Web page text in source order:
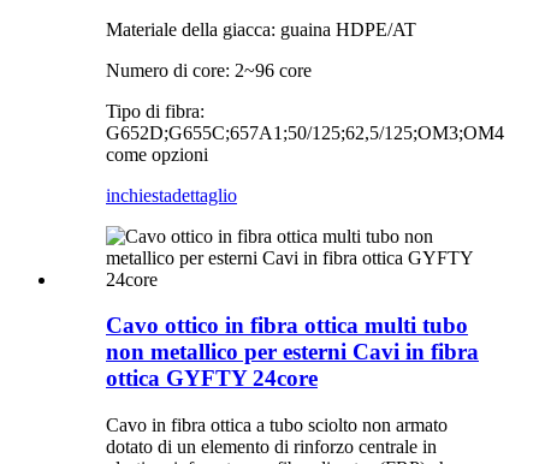
Materiale della giacca: guaina HDPE/AT
Numero di core: 2~96 core
Tipo di fibra:
G652D;G655C;657A1;50/125;62,5/125;OM3;OM4
come opzioni
inchiestadettaglio
Cavo ottico in fibra ottica multi tubo
non metallico per esterni Cavi in ​​fibra
ottica GYFTY 24core
Cavo in fibra ottica a tubo sciolto non armato
dotato di un elemento di rinforzo centrale in